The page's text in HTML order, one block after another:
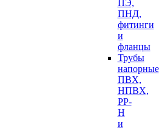
ПЭ,
ПНД,
фитинги
и
фланцы
Трубы
напорные
ПВХ,
НПВХ,
PP-
H
и